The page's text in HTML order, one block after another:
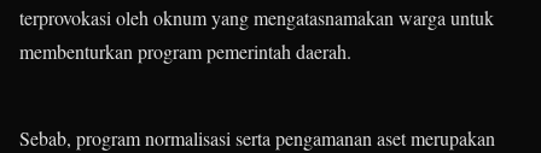
terprovokasi oleh oknum yang mengatasnamakan warga untuk
membenturkan program pemerintah daerah.
Sebab, program normalisasi serta pengamanan aset merupakan